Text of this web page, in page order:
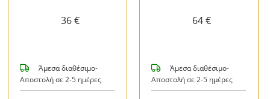
36 €
Άμεσα διαθέσιμο-
Αποστολή σε 2-5 ημέρες
64 €
Άμεσα διαθέσιμο-
Αποστολή σε 2-5 ημέρες